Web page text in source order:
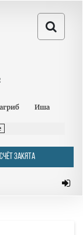
Иша
ЗАКЯТА